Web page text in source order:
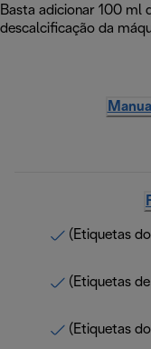
Basta adicionar 100 ml
descalcificação da
(Etiquetas
(Etiquetas
(Etiquetas